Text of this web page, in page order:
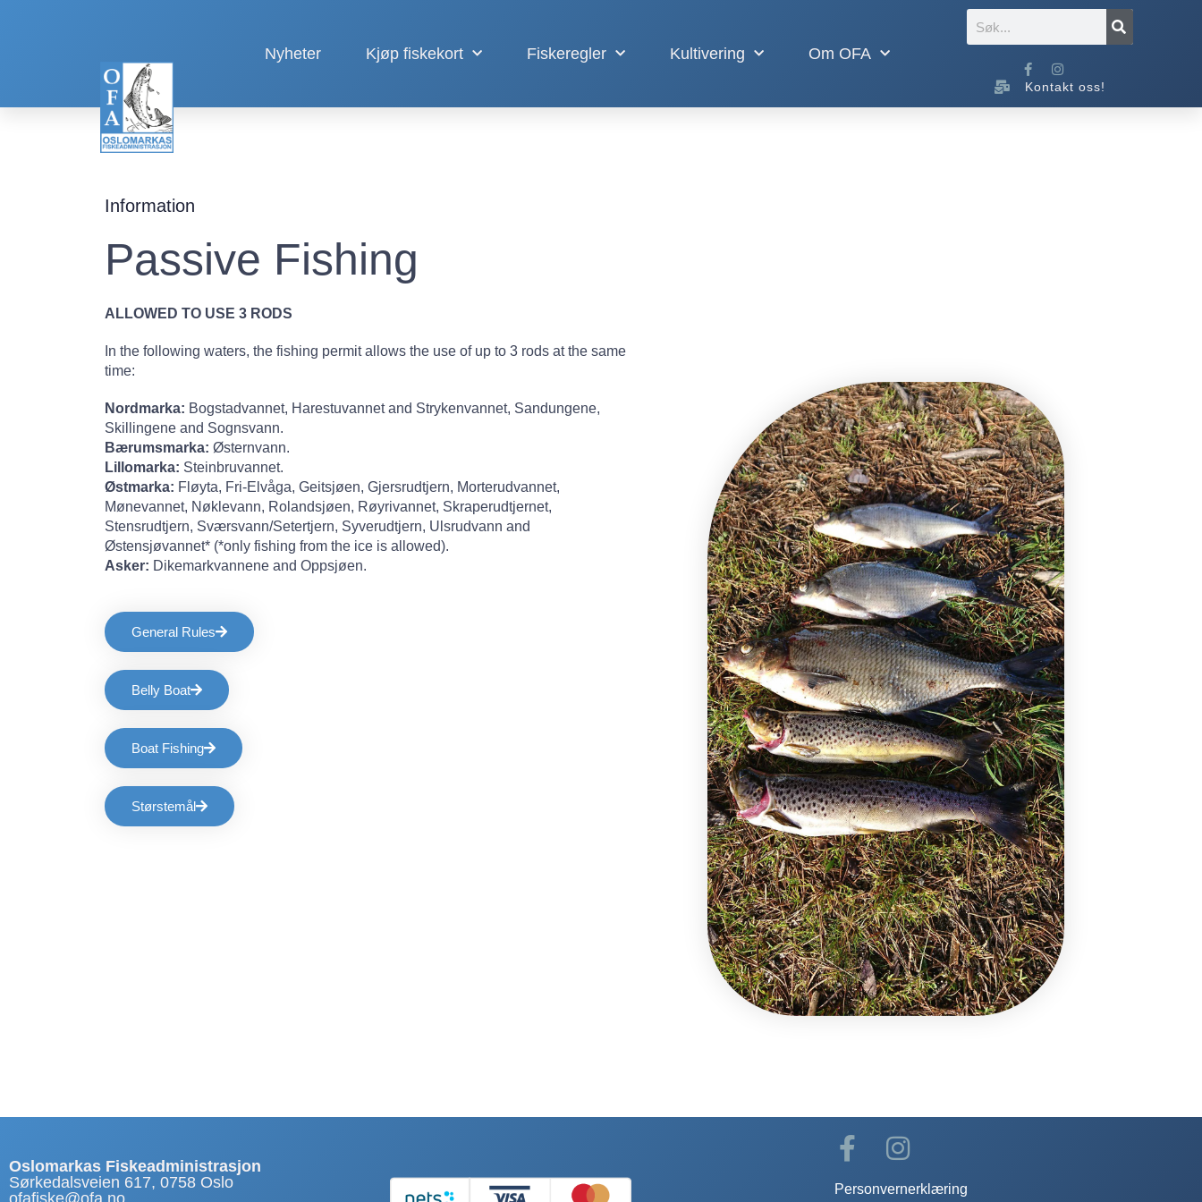
Nyheter Kjøp fiskekort Fiskeregler Kultivering Om OFA
Kontakt oss!
Information
Passive Fishing
ALLOWED TO USE 3 RODS
In the following waters, the fishing permit allows the use of up to 3 rods at the same
time:
Nordmarka: Bogstadvannet, Harestuvannet and Strykenvannet, Sandungene,
Skillingene and Sognsvann.
Bærumsmarka: Østernvann.
Lillomarka: Steinbruvannet.
Østmarka: Fløyta, Fri-Elvåga, Geitsjøen, Gjersrudtjern, Morterudvannet,
Mønevannet, Nøklevann, Rolandsjøen, Røyrivannet, Skraperudtjernet,
Stensrudtjern, Sværsvann/Setertjern, Syverudtjern, Ulsrudvann and
Østensjøvannet* (*only fishing from the ice is allowed).
Asker: Dikemarkvannene and Oppsjøen.
General Rules
Belly Boat
Boat Fishing
Størstemål
Oslomarkas Fiskeadministrasjon
Sørkedalsveien 617, 0758 Oslo
Personvernerklæring